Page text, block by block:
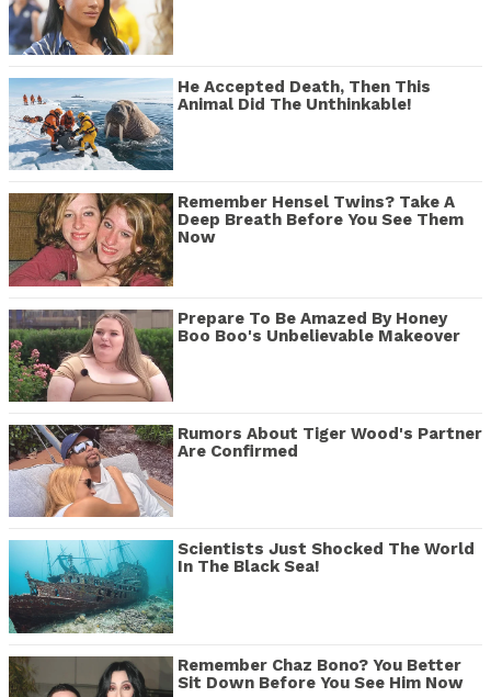
He Accepted Death, Then This
Animal Did The Unthinkable!
Remember Hensel Twins? Take A
Deep Breath Before You See Them
Now
Prepare To Be Amazed By Honey
Boo Boo's Unbelievable Makeover
Rumors About Tiger Wood's Partner
Are Confirmed
Scientists Just Shocked The World
In The Black Sea!
Remember Chaz Bono? You Better
Sit Down Before You See Him Now